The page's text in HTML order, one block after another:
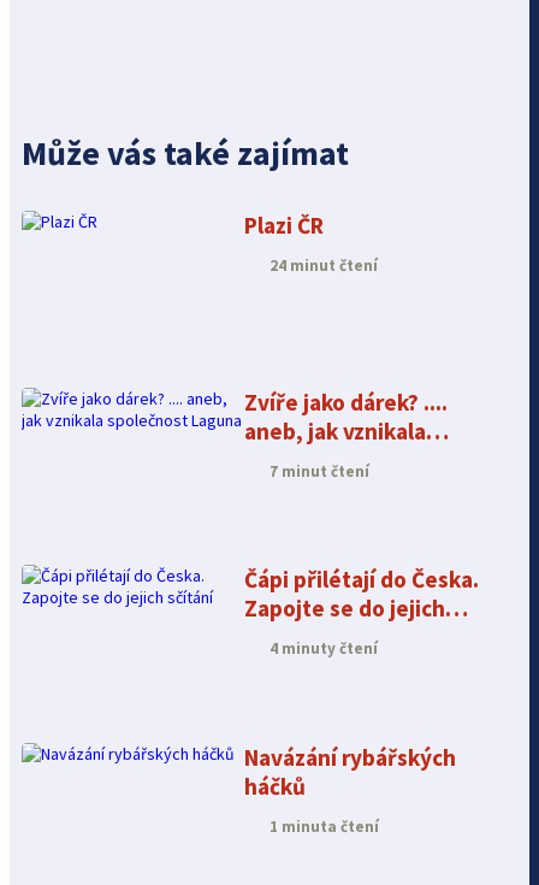
Může vás také zajímat
Plazi ČR
24 minut čtení
Zvíře jako dárek? ....
aneb, jak vznikala
společnost Laguna
7 minut čtení
Čápi přilétají do Česka.
Zapojte se do jejich
sčítání
4 minuty čtení
Navázání rybářských
háčků
1 minuta čtení